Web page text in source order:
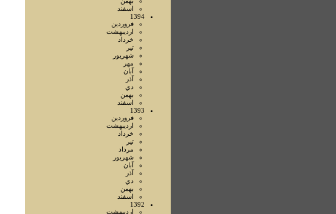
اسفند
1394
فروردين
ارديبهشت
خرداد
تير
شهريور
مهر
آبان
آذر
دي
بهمن
اسفند
1393
فروردين
ارديبهشت
خرداد
تير
مرداد
شهريور
آبان
آذر
دي
بهمن
اسفند
1392
ارديبهشت